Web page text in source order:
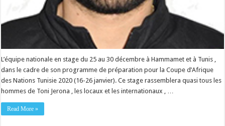
L’équipe nationale en stage du 25 au 30 décembre à Hammamet et à Tunis ,
dans le cadre de son programme de préparation pour la Coupe d’Afrique
des Nations Tunisie 2020 (16-26 janvier). Ce stage rassemblera quasi tous les
hommes de Toni Jerona , les locaux et les internationaux , …
Read More »